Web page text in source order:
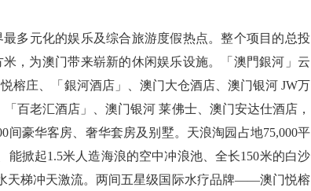
最多元化的娱乐及综合旅游度假热点。整个项目的总投
，为澳门带来崭新的休闲娱乐设施。「澳門銀河」云
榕庄、「銀河酒店」、澳门大仓酒店、澳门银河 JW万
百老汇酒店」、澳门银河 莱佛士、澳门安达仕酒店，
间豪华客房、奢华套房及别墅。天浪淘园占地75,000平
能掀起1.5米人造海浪的空中冲浪池、全长150米的白沙
天梯冲天激流。两间五星级国际水疗品牌——澳门悦榕